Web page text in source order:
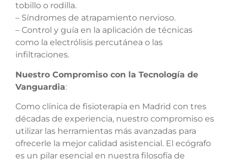
tobillo o rodilla.
– Síndromes de atrapamiento nervioso.
– Control y guía en la aplicación de técnicas
como la electrólisis percutánea o las
infiltraciones.
Nuestro Compromiso con la Tecnología de
Vanguardia:
Como clínica de fisioterapia en Madrid con tres
décadas de experiencia, nuestro compromiso es
utilizar las herramientas más avanzadas para
ofrecerle la mejor calidad asistencial. El ecógrafo
es un pilar esencial en nuestra filosofía de